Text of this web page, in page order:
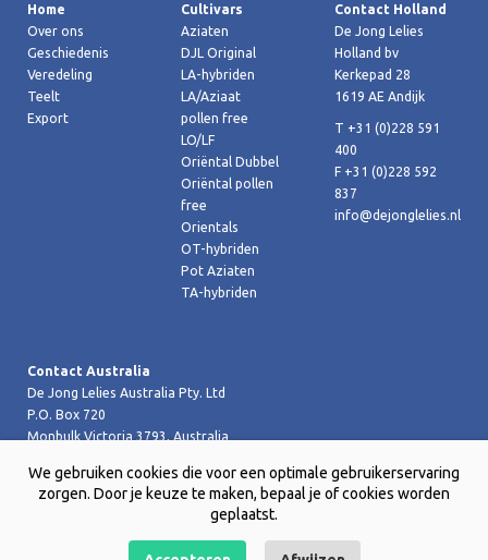
Home
Over ons
Geschiedenis
Veredeling
Teelt
Export
Cultivars
Aziaten
DJL Original
LA-hybriden
LA/Aziaat
pollen free
LO/LF
Oriëntal Dubbel
Oriëntal pollen
free
Orientals
OT-hybriden
Pot Aziaten
TA-hybriden
Contact Holland
De Jong Lelies
Holland bv
Kerkepad 28
1619 AE Andijk
T +31 (0)228 591
400
F +31 (0)228 592
837
info@dejonglelies.nl
Contact Australia
De Jong Lelies Australia Pty. Ltd
P.O. Box 720
Monbulk Victoria 3793, Australia
T +61 (0)359 619 188
F +61 (0)359 619 199 joost@dejongleliesaustralia.com.au
We gebruiken cookies die voor een optimale gebruikerservaring
zorgen. Door je keuze te maken, bepaal je of cookies worden
geplaatst.